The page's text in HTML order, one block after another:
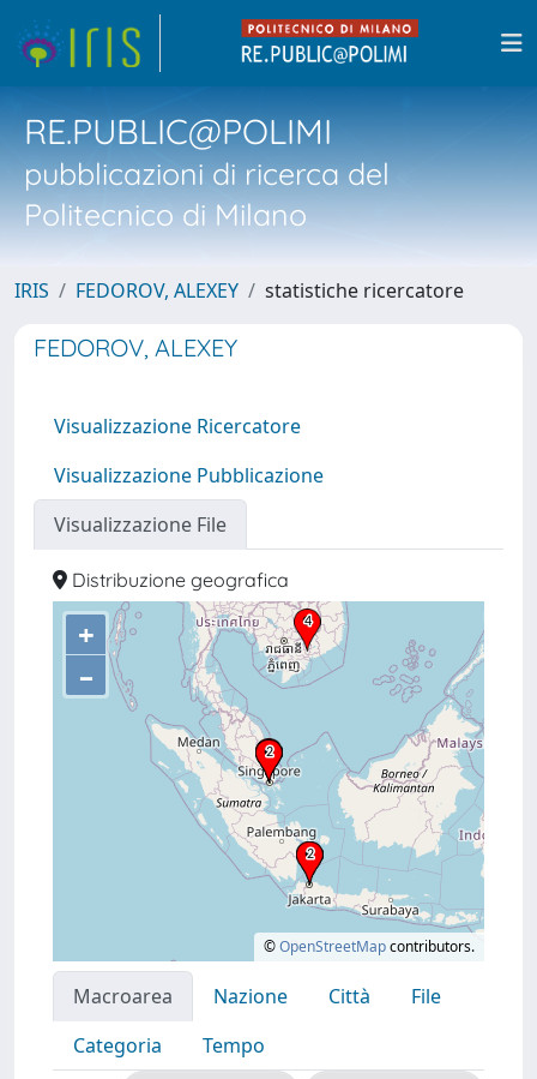
RE.PUBLIC@POLIMI
pubblicazioni di ricerca del
Politecnico di Milano
IRIS FEDOROV, ALEXEY statistiche ricercatore
FEDOROV, ALEXEY
Visualizzazione Ricercatore
Visualizzazione Pubblicazione
Visualizzazione File
Distribuzione geografica
+
–
©OpenStreetMapcontributors.
Macroarea Nazione Città
File
Categoria
Tempo